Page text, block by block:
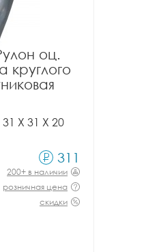
оц.
круглого
X 31 X 20
311
200+ в наличии
розничная цена
скидки